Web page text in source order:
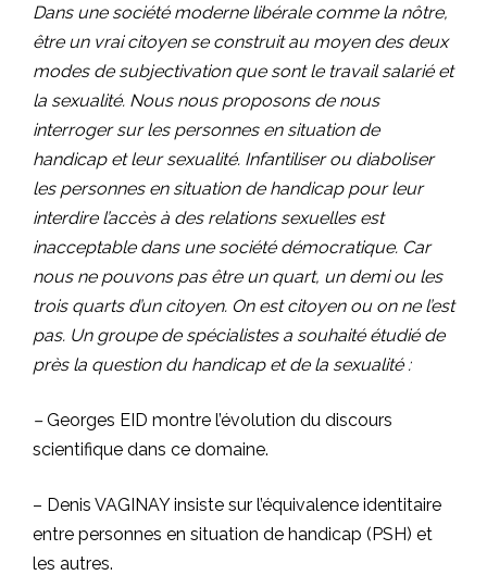
Dans une société moderne libérale comme la nôtre,
être un vrai citoyen se construit au moyen des deux
modes de subjectivation que sont le travail salarié et
la sexualité. Nous nous proposons de nous
interroger sur les personnes en situation de
handicap et leur sexualité. Infantiliser ou diaboliser
les personnes en situation de handicap pour leur
interdire l’accès à des relations sexuelles est
inacceptable dans une société démocratique. Car
nous ne pouvons pas être un quart, un demi ou les
trois quarts d’un citoyen. On est citoyen ou on ne l’est
pas. Un groupe de spécialistes a souhaité étudié de
près la question du handicap et de la sexualité :
–Georges EID montre l’évolution du discours
scientifique dans ce domaine.
– Denis VAGINAY insiste sur l’équivalence identitaire
entre personnes en situation de handicap (PSH) et
les autres.